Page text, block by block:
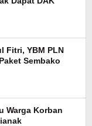
Fitri, YBM PLN
Sembako
Warga Korban